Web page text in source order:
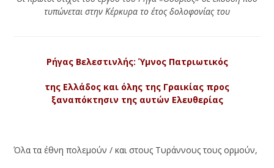
τυπώνεται στην Κέρκυρα το έτος δολοφονίας του
Ρήγας Βελεστινλής: Ύμνος Πατριωτικός
της Ελλάδος και όλης της Γραικίας προς
ξαναπόκτησιν της αυτών Ελευθερίας
Όλα τα έθνη πολεμούν / και στους Τυράννους τους ορμούν,